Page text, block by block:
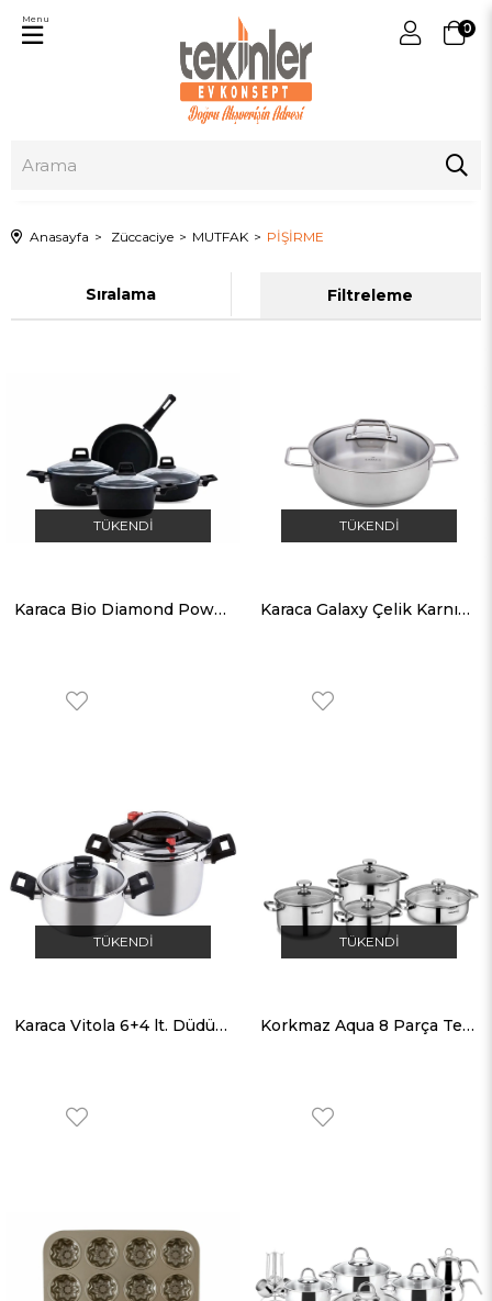
0
Menu
Anasayfa Züccaciye MUTFAK PİŞİRME
Filtreleme
Sıralama
TÜKENDI
Karaca Bio Diamond Power 7 Parça Tencere Seti
TÜKENDI
Karaca Galaxy Çelik Karnıyarık Tencere 24 Cm 3,0 Lt
TÜKENDI
Karaca Vitola 6+4 lt. Düdüklü Tencere Seti
TÜKENDI
Korkmaz Aqua 8 Parça Tencere Seti